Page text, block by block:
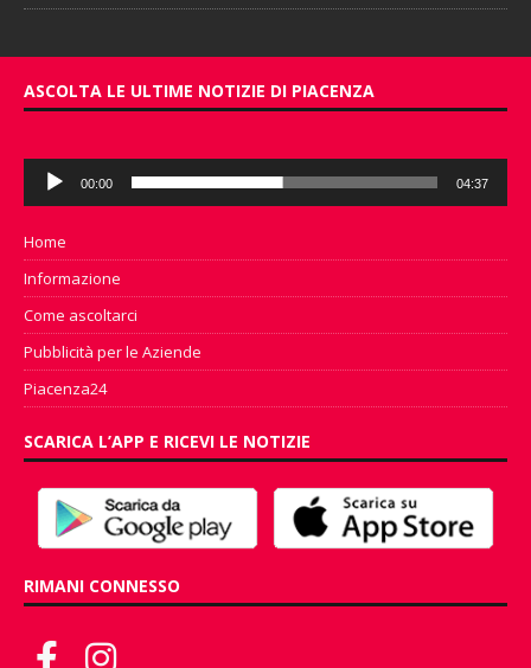
ASCOLTA LE ULTIME NOTIZIE DI PIACENZA
Audio
Player
00:00 04:37
Home
Informazione
Come ascoltarci
Pubblicità per le Aziende
Piacenza24
SCARICA L’APP E RICEVI LE NOTIZIE
RIMANI CONNESSO